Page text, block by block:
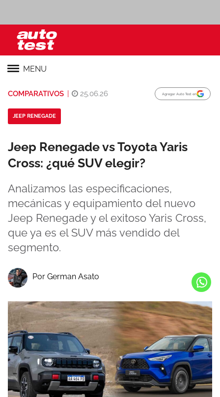
MENU
COMPARATIVOS 25.06.26 Agregar Auto Test en
JEEP RENEGADE
Jeep Renegade vs Toyota Yaris
Cross: ¿qué SUV elegir?
Analizamos las especificaciones,
mecánicas y equipamiento del nuevo
Jeep Renegade y el exitoso Yaris Cross,
que ya es el SUV más vendido del
segmento.
Por German Asato